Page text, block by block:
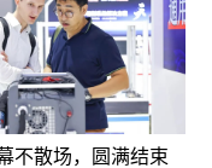
不散场，圆满结束